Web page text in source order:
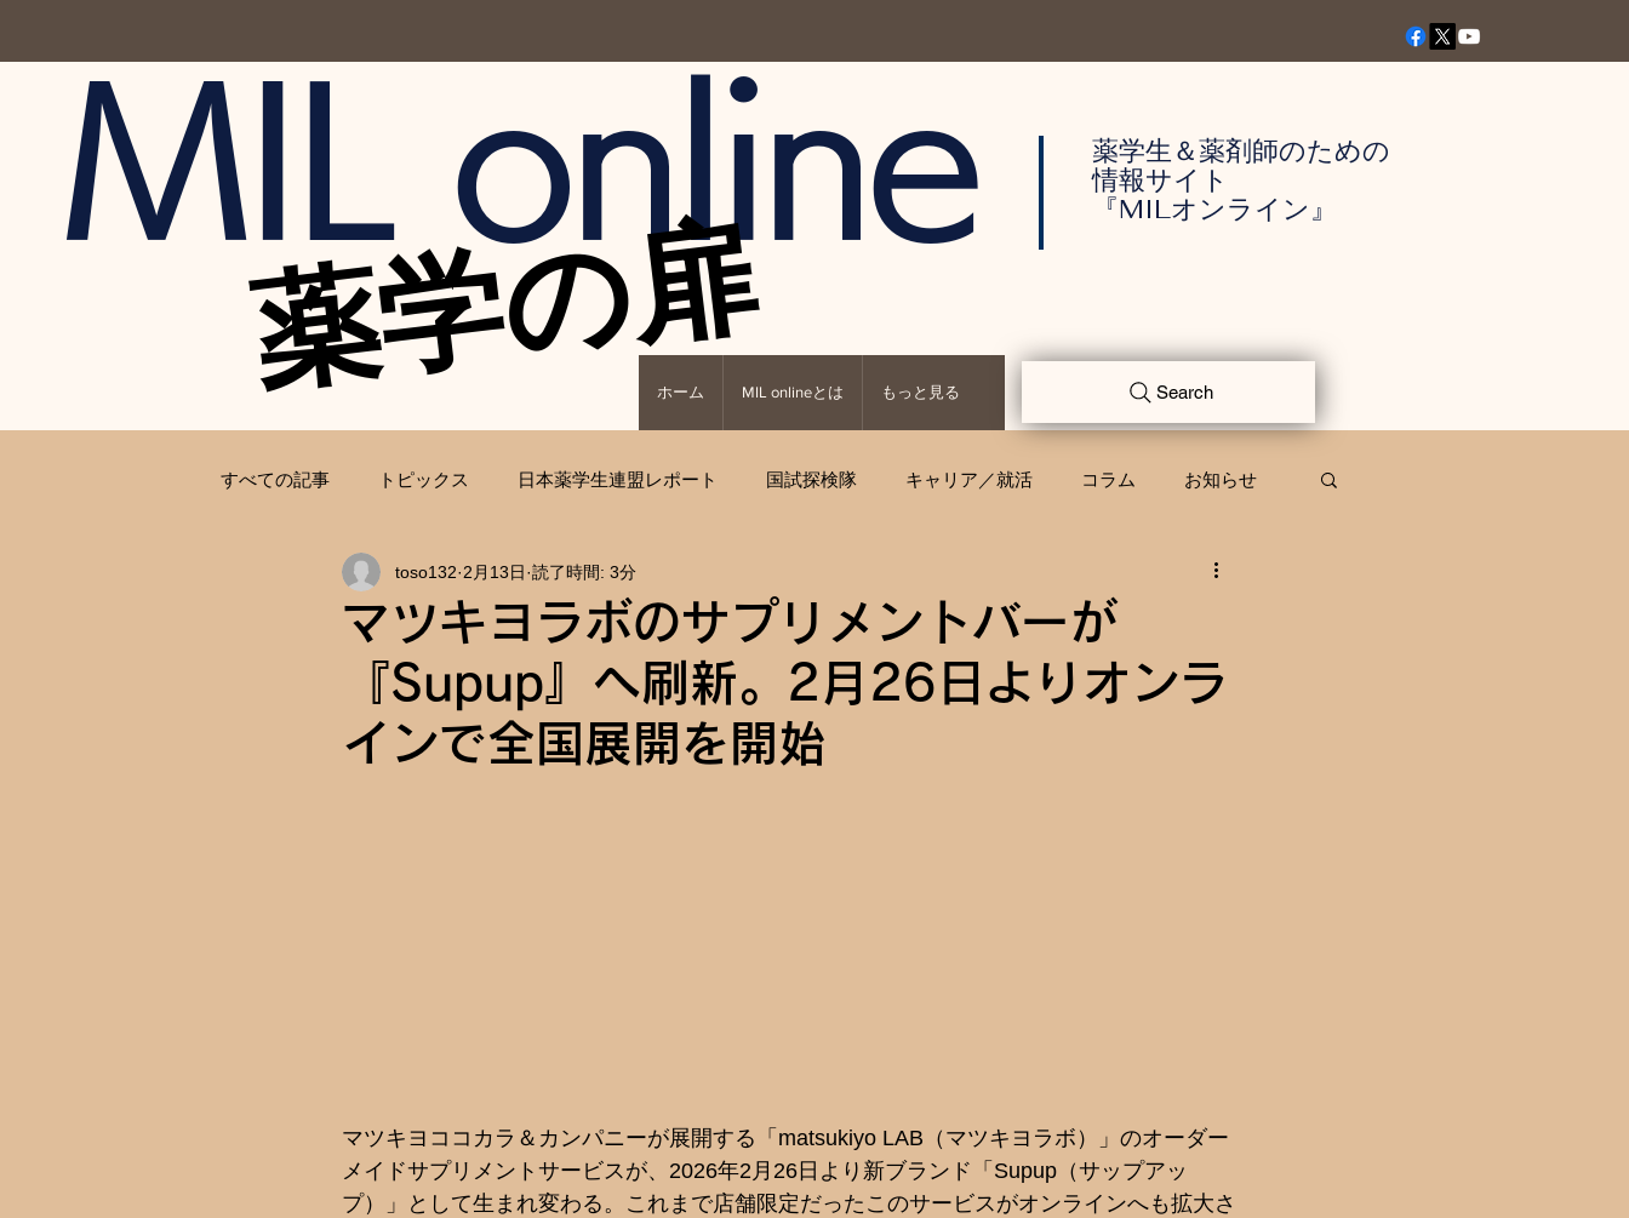
MIL online
薬学の扉
薬学の扉
ホーム MIL onlineとは もっと見る
薬学生＆薬剤師のための
情報サイト
『MILオンライン』
Search
すべての記事 トピックス 日本薬学生連盟レポート 国試探検隊 キャリア／就活 コラム お知らせ
インタビュー キャンパス情報 イベント告知
マツキヨラボのサプリメントバーが
『Supup』へ刷新。2月26日よりオンラ
インで全国展開を開始
toso132 2月13日 読了時間: 3分
マツキヨココカラ＆カンパニーが展開する「matsukiyo LAB（マツキヨラボ）」のオーダー
メイドサプリメントサービスが、2026年2月26日より新ブランド「Supup（サップアッ
プ）」として生まれ変わる。これまで店舗限定だったこのサービスがオンラインへも拡大さ